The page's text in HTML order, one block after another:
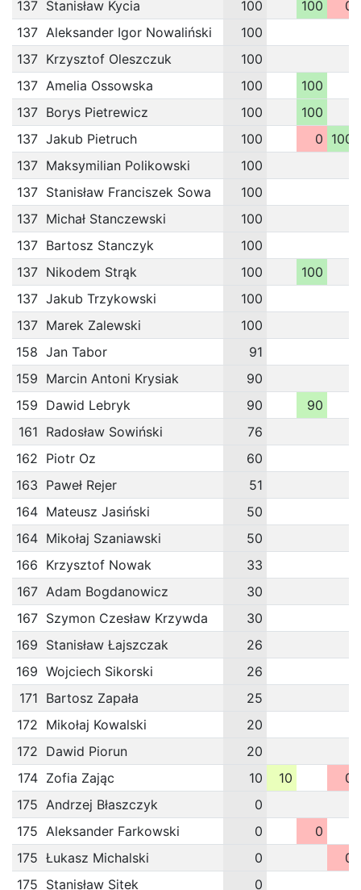
137 Stanisław Kycia 100 100
0
137 Aleksander Igor Nowaliński
100
137 Krzysztof Oleszczuk
100
137 Amelia Ossowska 100
100
137 Borys Pietrewicz 100
100
137 Jakub Pietruch 100 0 100
137 Maksymilian Polikowski
100
137 Stanisław Franciszek Sowa
100
137 Michał Stanczewski
100
137 Bartosz Stanczyk
100
137 Nikodem Strąk 100
100
137 Jakub Trzykowski
100
137 Marek Zalewski
100
158 Jan Tabor
91
159 Marcin Antoni Krysiak
90
159 Dawid Lebryk 90
90
161 Radosław Sowiński
76
162 Piotr Oz
60
163 Paweł Rejer
51
164 Mateusz Jasiński
50
164 Mikołaj Szaniawski
50
166 Krzysztof Nowak
33
167 Adam Bogdanowicz
30
167 Szymon Czesław Krzywda
30
169 Stanisław Łajszczak
26
169 Wojciech Sikorski
26
171 Bartosz Zapała
25
172 Mikołaj Kowalski
20
172 Dawid Piorun
20
174 Zofia Zając 10 10
0
175 Andrzej Błaszczyk
0
175 Aleksander Farkowski 0
0
175 Łukasz Michalski 0
0
175 Stanisław Sitek 0